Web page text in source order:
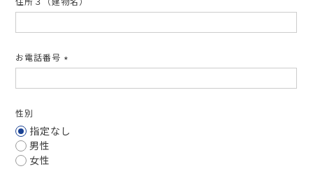
お電話番号
須)
性別
指定なし
男性
女性